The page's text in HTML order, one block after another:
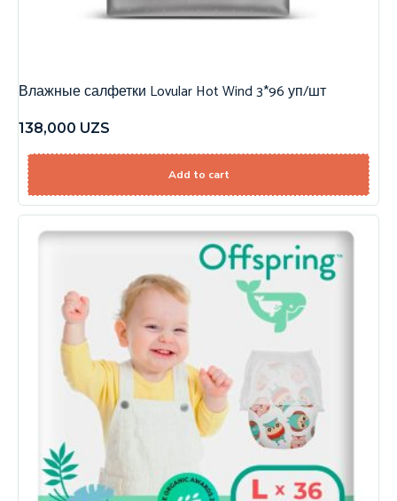
Влажные салфетки Lovular Hot Wind 3*96 уп/шт
138,000 UZS
Add to cart